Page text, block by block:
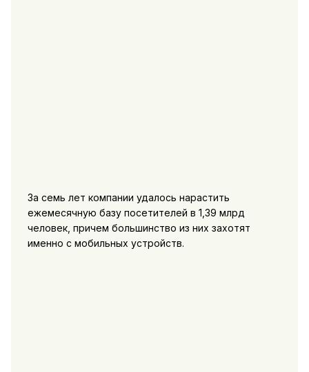
За семь лет компании удалось нарастить
ежемесячную базу посетителей в 1,39 млрд
человек, причем большинство из них захотят
именно с мобильных устройств.